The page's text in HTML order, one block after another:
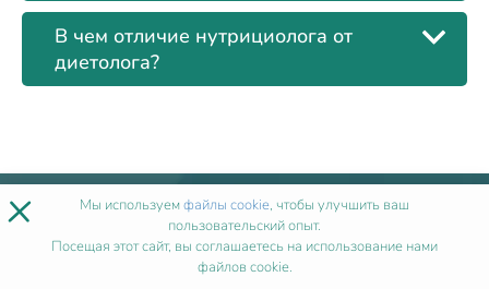
В чем отличие нутрициолога от
диетолога?
Лицензии
+
× Мы используемфайлы cookie, чтобы улучшить ваш
пользовательский опыт.
Посещая этот сайт, вы соглашаетесь на использование нами
файлов cookie.